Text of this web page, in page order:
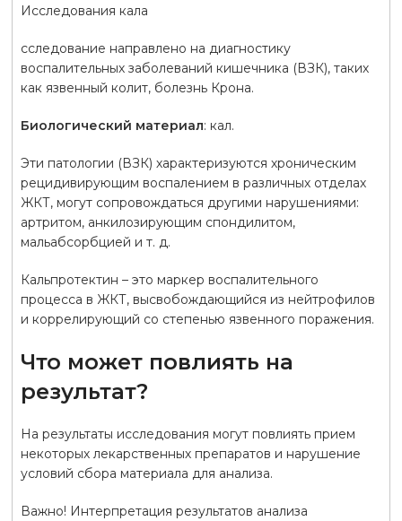
Исследования кала
сследование направлено на диагностику
воспалительных заболеваний кишечника (ВЗК), таких
как язвенный колит, болезнь Крона.
Биологический материал: кал.
Эти патологии (ВЗК) характеризуются хроническим
рецидивирующим воспалением в различных отделах
ЖКТ, могут сопровождаться другими нарушениями:
артритом, анкилозирующим спондилитом,
мальабсорбцией и т. д.
Кальпротектин – это маркер воспалительного
процесса в ЖКТ, высвобождающийся из нейтрофилов
и коррелирующий со степенью язвенного поражения.
Что может повлиять на
результат?
На результаты исследования могут повлиять прием
некоторых лекарственных препаратов и нарушение
условий сбора материала для анализа.
Важно! Интерпретация результатов анализа